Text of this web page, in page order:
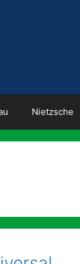
Nietzsche